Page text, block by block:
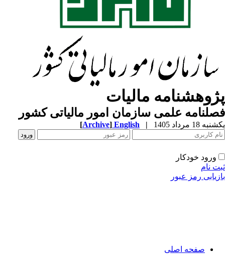
مالیات
علمی سازمان امور مالیاتی کشور
18 مرداد 1405 |
English
[Archive]
ورود خودکار
نام
رمز عبور
صفحه اصلی